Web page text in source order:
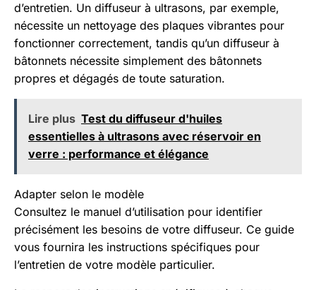
d’entretien. Un diffuseur à ultrasons, par exemple,
nécessite un nettoyage des plaques vibrantes pour
fonctionner correctement, tandis qu’un diffuseur à
bâtonnets nécessite simplement des bâtonnets
propres et dégagés de toute saturation.
Lire plus Test du diffuseur d'huiles
essentielles à ultrasons avec réservoir en
verre : performance et élégance
Adapter selon le modèle
Consultez le manuel d’utilisation pour identifier
précisément les besoins de votre diffuseur. Ce guide
vous fournira les instructions spécifiques pour
l’entretien de votre modèle particulier.